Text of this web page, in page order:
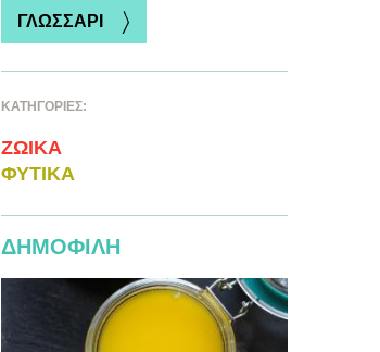
ΓΛΩΣΣΑΡΙ
ΚΑΤΗΓΟΡΙΕΣ:
ΖΩΙΚA
ΦΥΤΙΚA
ΔΗΜΟΦΙΛΗ